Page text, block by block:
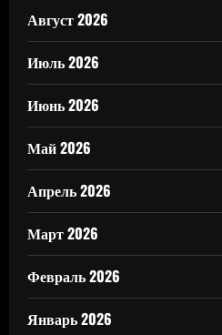
Август 2026
Июль 2026
Июнь 2026
Май 2026
Апрель 2026
Март 2026
Февраль 2026
Январь 2026